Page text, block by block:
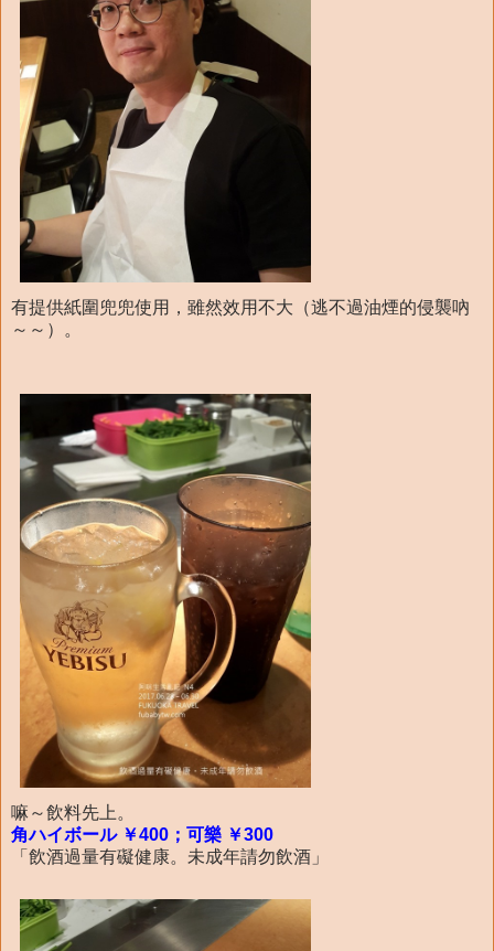
有提供紙圍兜兜使用，雖然效用不大（逃不過油煙的侵襲吶
～～）。
嘛～飲料先上。
角ハイボール ￥400；可樂 ￥300
「飲酒過量有礙健康。未成年請勿飲酒」